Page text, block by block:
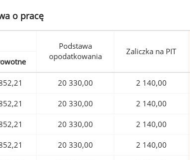
o pracę
Podstawa
opodatkowania
Zaliczka na PIT
20 330,00 2 140,00
20 330,00 2 140,00
20 330,00 2 140,00
20 330,00 2 140,00